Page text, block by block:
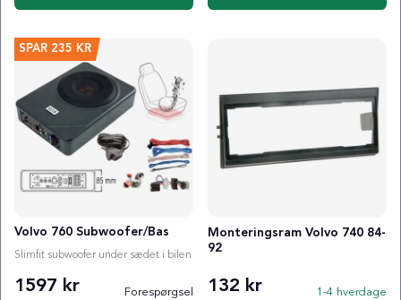
SPAR 235 KR
Volvo 760 Subwoofer/Bas
Slimfit subwoofer under sædet i bilen
1597 kr Forespørgsel
Monteringsram Volvo 740 84-
92
132 kr 1-4 hverdage